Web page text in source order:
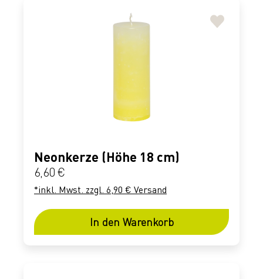
Neonkerze (Höhe 18 cm)
Regulärer Preis:
6,60 €
*inkl. Mwst. zzgl. 6,90 € Versand
In den Warenkorb